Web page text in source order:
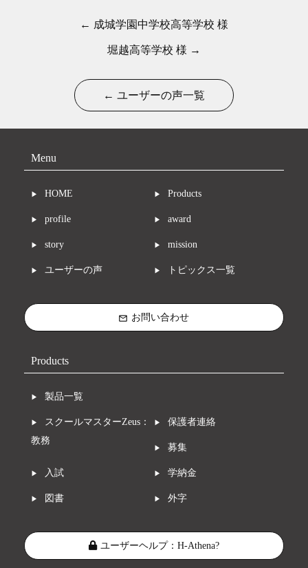
← 成城学園中学校高等学校 様
堀越高等学校 様 →
← ユーザーの声一覧
Menu
HOME Products
profile award
story mission
ユーザーの声 トピックス一覧
mail_outline お問い合わせ
Products
製品一覧
スクールマスターZeus：
教務
保護者連絡
募集
入試 学納金
図書 外字
ユーザーヘルプ：H-Athena?